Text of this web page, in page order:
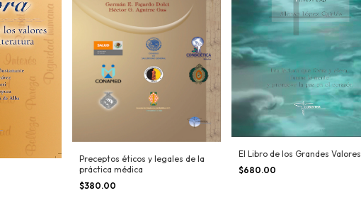
Preceptos éticos y legales de la
práctica médica
$380.00
El Libro de los Grandes Valores
$680.00